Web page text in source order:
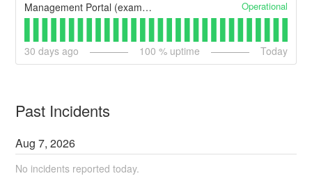
Management Portal (example) Operational
30 days ago 100 % uptime Today
Past Incidents
Aug7,2026
No incidents reported today.